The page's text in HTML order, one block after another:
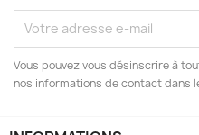
Vous pouvez vous désinscrire à
nos informations de contact dans